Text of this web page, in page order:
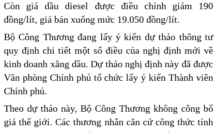
Còn giá dầu diesel được điều chỉnh giảm 190
đồng/lít, giá bán xuống mức 19.050 đồng/lít.
Bộ Công Thương đang lấy ý kiến dự thảo thông tư
quy định chi tiết một số điều của nghị định mới về
kinh doanh xăng dầu. Dự thảo nghị định này đã được
Văn phòng Chính phủ tổ chức lấy ý kiến Thành viên
Chính phủ.
Theo dự thảo này, Bộ Công Thương không công bố
giá thế giới. Các thương nhân căn cứ công thức tính